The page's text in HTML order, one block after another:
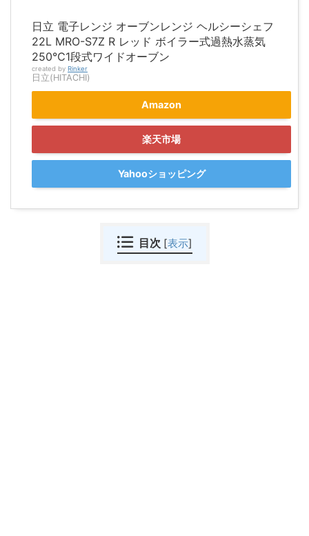
日立 電子レンジ オーブンレンジ ヘルシーシェフ
22L MRO-S7Z R レッド ボイラー式過熱水蒸気
250℃1段式ワイドオーブン
created by Rinker
日立(HITACHI)
Amazon
楽天市場
Yahooショッピング
目次 [表示]